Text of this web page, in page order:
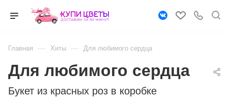
Главная — Хиты — Для любимого сердца
Букет из красных роз в коробке
Для любимого сердца